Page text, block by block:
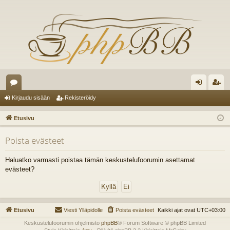
es
ku
st
el
ua
t
au
du
ist
er
Kirjaudu sisään Rekisteröidy
Etusivu
Poista evästeet
Haluatko varmasti poistaa tämän keskustelufoorumin asettamat
evästeet?
Etusivu Kaikki ajat ovat UTC+03:00
Poista evästeet
Viesti Ylläpidolle
Keskustelufoorumin ohjelmisto phpBB® Forum Software © phpBB Limited